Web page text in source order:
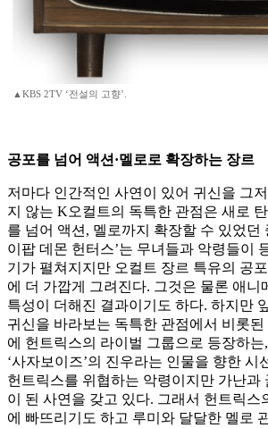
▲KBS 2TV ‘전설의 고향’.
공포를 넘어 액션·멜로로 확장하는 장르
저마다 인간적인 사연이 있어 귀신을 그
지 않는 K오컬트의 독특한 관점은 새로
를 넘어 액션, 멜로까지 확장할 수 있었던
이팝 데몬 헌터스’는 무녀들과 악령들이
기가 펼쳐지지만 오컬트 장르 특유의 공
에 더 가깝게 그려진다. 그것은 물론 애니
특성이 더해진 결과이기도 하다. 하지만
귀신을 바라보는 독특한 관점에서 비롯
에 헌트릭스의 라이벌 그룹으로 등장하
‘사자보이즈’의 진우라는 인물을 향한 시
헌트릭스를 위협하는 악령이지만 가난과
이 된 사연을 갖고 있다. 그래서 헌트릭스
에 빠뜨리기도 하고 루미와 달달한 멜로